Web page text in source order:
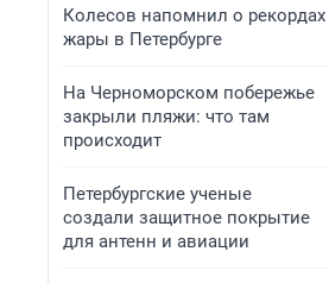
Колесов напомнил о рекордах
жары в Петербурге
На Черноморском побережье
закрыли пляжи: что там
происходит
Петербургские ученые
создали защитное покрытие
для антенн и авиации